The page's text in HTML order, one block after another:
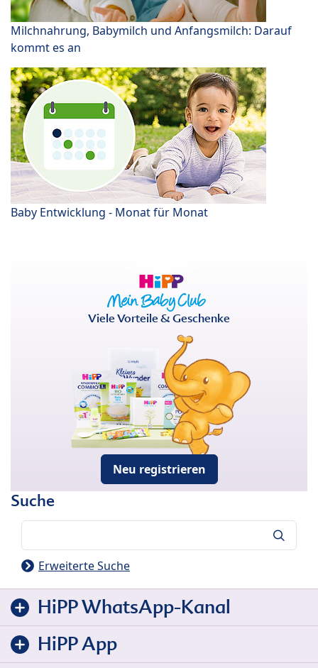
Milchnahrung, Babymilch und Anfangsmilch: Darauf
kommt es an
Baby Entwicklung - Monat für Monat
Viele Vorteile & Geschenke
Neu registrieren
Suche
Erweiterte Suche
HiPP WhatsApp-Kanal
HiPP App